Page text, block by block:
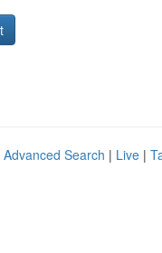
Advanced Search | Live |